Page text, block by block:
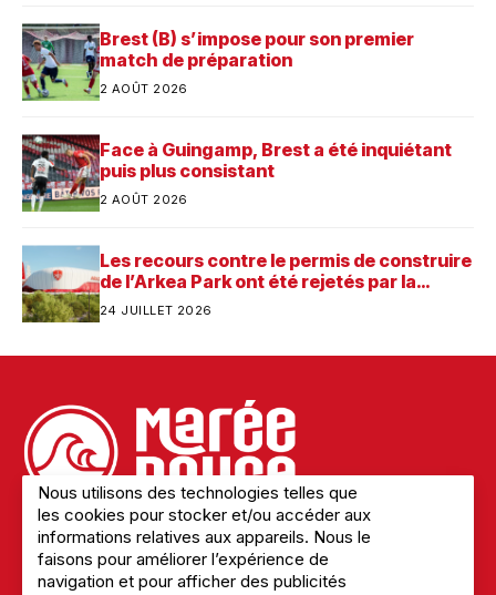
Brest (B) s’impose pour son premier
match de préparation
2 AOÛT 2026
Face à Guingamp, Brest a été inquiétant
puis plus consistant
2 AOÛT 2026
Les recours contre le permis de construire
de l’Arkea Park ont été rejetés par la
justice. Quelle est désormais la prochaine
24 JUILLET 2026
Mentions légales
Nous utilisons des technologies telles que
les cookies pour stocker et/ou accéder aux
informations relatives aux appareils. Nous le
faisons pour améliorer l’expérience de
navigation et pour afficher des publicités